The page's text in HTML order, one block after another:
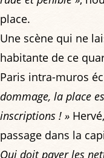
place.
Une scène qui ne
habitante de ce
Paris intra-muros
dommage, la place
inscriptions ! »
passage dans la
Qui doit payer les